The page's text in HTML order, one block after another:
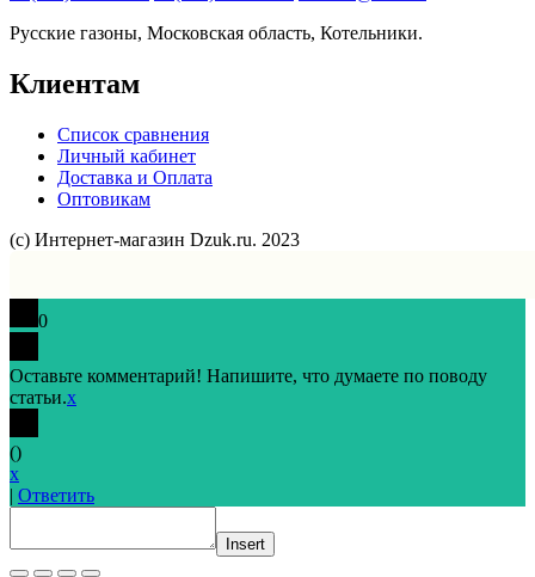
Русские газоны, Московская область, Котельники.
Клиентам
Список сравнения
Личный кабинет
Доставка и Оплата
Оптовикам
(с) Интернет-магазин Dzuk.ru. 2023
0
Оставьте комментарий! Напишите, что думаете по поводу
статьи.x
()
x
| Ответить
Insert